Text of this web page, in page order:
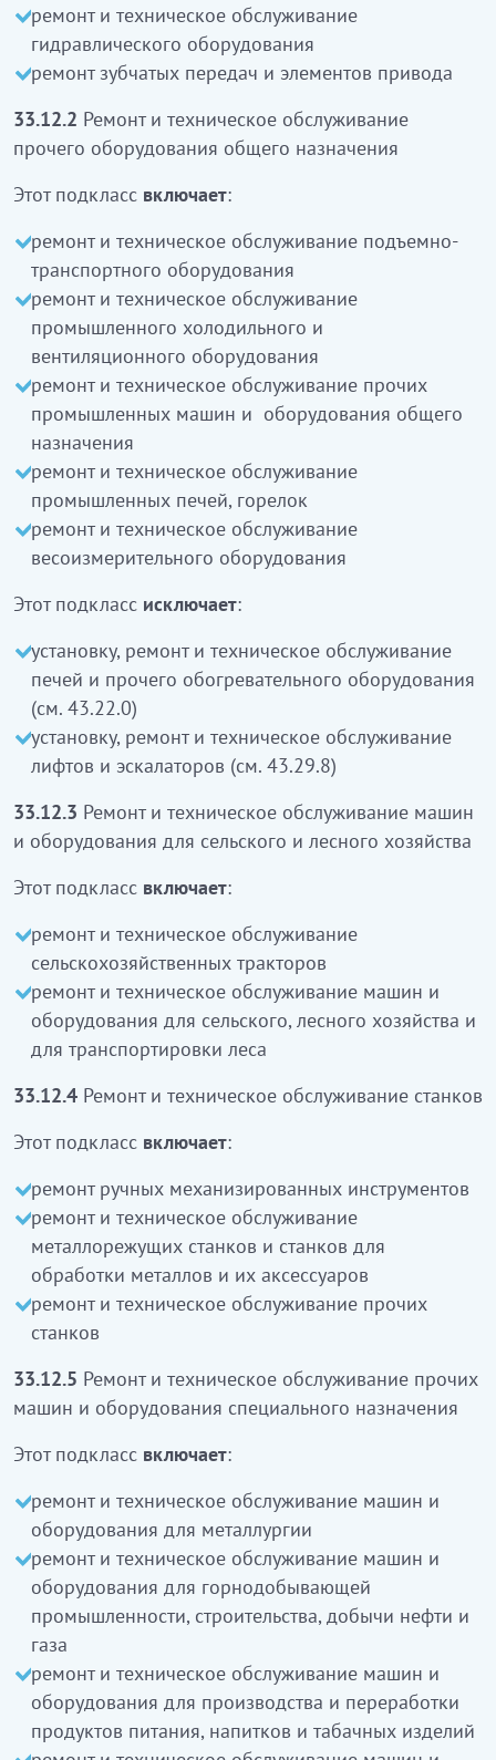
33.12.2Жалпы мақсаттағы басқа да жабдықты
жөндеу және техникалық қызмет көрсету
Бұл ішкі класқа:
көтергіш-тасымалдау жабдығын, жөңдеу және
өнеркәсіптік тоңазыту жабдығын және
жеделдеткіш жабдығын жөңдеу және
техникалық қызмет көрсету
жалпы мақсаттағы өзге де өнеркәсіптік
машиналарды жөңдеу және техникалық қызмет
көрсету
өнеркәсіптік пештерді, шілтерлерді жөңдеу
және техникалық қызмет көрсету
салмақты өлшеу жабдығын жөңдеу және
техникалық қызмет көрсетукіреді
Бұл ішкі класқа:
пештер және басқа да жылыту жабдығын
көрсету (43.22.0 қараңыз)
лифтілер мен экскалаторларды орнату, жөңдеу
және техникалық қызмет көрсету кірмейді
(43.29.8 қараңыз)
33.12.3Ауыл және орман шаруашылығына
арналған машиналар мен жабдықты жөндеу және
техникалық қызмет көрсету
Бұл ішкі класқа:
ауылшаруашылық тракторларын жөңдеу және
техникалық қызмет көрсету
ауыл, орман шаруашылығы және ағаш
материалдарын тасымалдауға арналған
машиналар мен жабдықтарды жөңдеу және
техникалық қызмет көрсету
33.12.4Станоктарды жөндеу және техникалық
механикаланған қол аспаптарды жөндеу
металл кесетін станоктар және металды өңдеу
және олардың аксессуарларын жөңдеу және
техникалық қызмет көрсету
басқа да станоктарды жөңдеу және техникалық
33.12.5 Арнайы мақсаттағы басқа да машиналар
қызмет көрсету
Бұл ішкі класқа:
металлургия үшін машиналар мен
жабдықтарды жөңдеу және техникалық қызмет
көрсету
кен өндіру өнеркәсібі, құрылыс, мұнай-газ
өндіруге арналған машиналар және
жабдықтарды жөңдеу және техникалық қызмет
көрсету
ремонт и техническое обслуживание
гидравлического оборудования
ремонт зубчатых передач и элементов привода
33.12.2 Ремонт и техническое обслуживание
прочего оборудования общего назначения
Этот подкласс включает:
ремонт и техническое обслуживание подъемно-
транспортного оборудования
ремонт и техническое обслуживание
промышленного холодильного и
вентиляционного оборудования
ремонт и техническое обслуживание прочих
промышленных машин и оборудования общего
назначения
ремонт и техническое обслуживание
промышленных печей, горелок
ремонт и техническое обслуживание
весоизмерительного оборудования
Этот подкласс исключает:
установку, ремонт и техническое обслуживание
печей и прочего обогревательного оборудования
(см. 43.22.0)
установку, ремонт и техническое обслуживание
лифтов и эскалаторов (см. 43.29.8)
33.12.3 Ремонт и техническое обслуживание машин
и оборудования для сельского и лесного хозяйства
Этот подкласс включает:
ремонт и техническое обслуживание
сельскохозяйственных тракторов
ремонт и техническое обслуживание машин и
оборудования для сельского, лесного хозяйства и
для транспортировки леса
33.12.4 Ремонт и техническое обслуживание станков
Этот подкласс включает:
ремонт ручных механизированных инструментов
ремонт и техническое обслуживание
металлорежущих станков и станков для
обработки металлов и их аксессуаров
ремонт и техническое обслуживание прочих
станков
33.12.5 Ремонт и техническое обслуживание прочих
машин и оборудования специального назначения
Этот подкласс включает:
ремонт и техническое обслуживание машин и
оборудования для металлургии
ремонт и техническое обслуживание машин и
оборудования для горнодобывающей
промышленности, строительства, добычи нефти и
газа
ремонт и техническое обслуживание машин и
оборудования для производства и переработки
продуктов питания, напитков и табачных изделий